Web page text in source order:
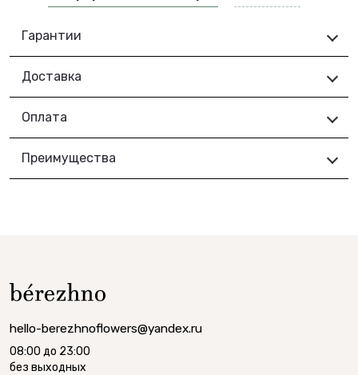
Гарантии
Доставка
Оплата
Преимущества
hello-berezhnoflowers@yandex.ru
08:00 до 23:00
без выходных